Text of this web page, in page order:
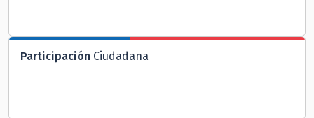
Participación Ciudadana